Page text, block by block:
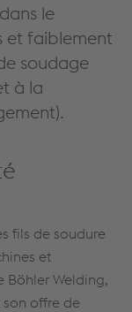
le
et faiblement
soudage
à la
fils de soudure
et
Böhler Welding,
offre de